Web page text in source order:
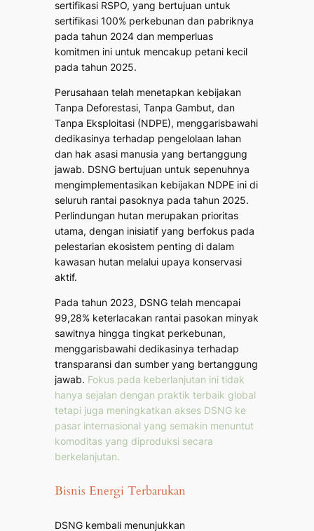
sertifikasi RSPO, yang bertujuan untuk
sertifikasi 100% perkebunan dan pabriknya
pada tahun 2024 dan memperluas
komitmen ini untuk mencakup petani kecil
pada tahun 2025.
Perusahaan telah menetapkan kebijakan
Tanpa Deforestasi, Tanpa Gambut, dan
Tanpa Eksploitasi (NDPE), menggarisbawahi
dedikasinya terhadap pengelolaan lahan
dan hak asasi manusia yang bertanggung
jawab. DSNG bertujuan untuk sepenuhnya
mengimplementasikan kebijakan NDPE ini di
seluruh rantai pasoknya pada tahun 2025.
Perlindungan hutan merupakan prioritas
utama, dengan inisiatif yang berfokus pada
pelestarian ekosistem penting di dalam
kawasan hutan melalui upaya konservasi
aktif.
Pada tahun 2023, DSNG telah mencapai
99,28% keterlacakan rantai pasokan minyak
sawitnya hingga tingkat perkebunan,
menggarisbawahi dedikasinya terhadap
transparansi dan sumber yang bertanggung
jawab. Fokus pada keberlanjutan ini tidak
hanya sejalan dengan praktik terbaik global
tetapi juga meningkatkan akses DSNG ke
pasar internasional yang semakin menuntut
komoditas yang diproduksi secara
berkelanjutan.
Bisnis Energi Terbarukan
DSNG kembali menunjukkan